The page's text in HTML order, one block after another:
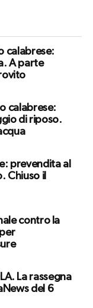
calabrese:
A parte
calabrese:
di riposo.
prevendita al
Chiuso il
contro la
La rassegna
del 6